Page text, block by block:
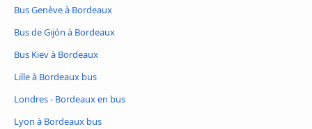
Bus Genève à Bordeaux
Bus de Gijón à Bordeaux
Bus Kiev à Bordeaux
Lille à Bordeaux bus
Londres - Bordeaux en bus
Lyon à Bordeaux bus